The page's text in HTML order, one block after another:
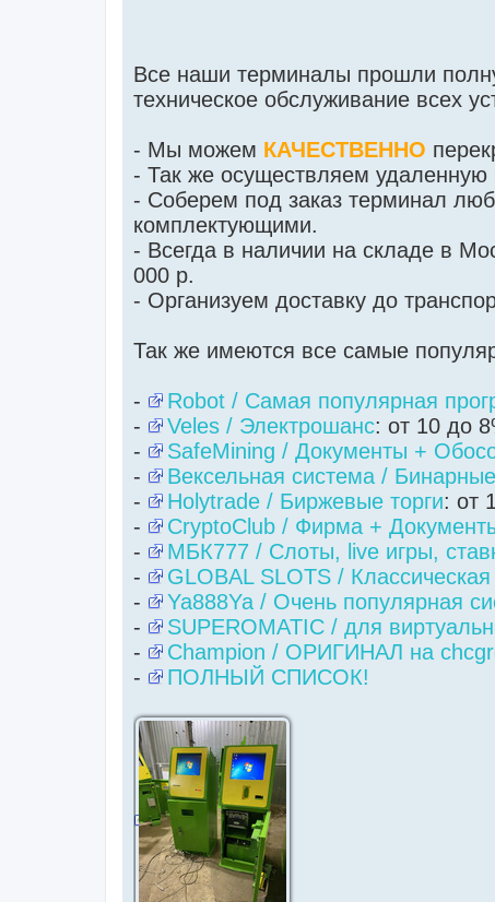
Все наши терминалы прошли
техническое обслуживание всех
- Мы можем КАЧЕСТВЕННО
- Так же осуществляем удаленную
- Соберем под заказ терминал
комплектующими.
- Всегда в наличии на складе в
000 р.
- Организуем доставку до
Так же имеются все самые
- Robot / Самая популярная
-
Veles / Электрошанс: от 10 до
-
SafeMining / Документы +
-
Вексельная система /
-
Holytrade / Биржевые торги: от
-
CryptoClub / Фирма +
-
МБК777 / Слоты, live игры,
-
GLOBAL SLOTS /
-
Ya888Ya / Очень популярная
-
SUPEROMATIC / для
-
Champion / ОРИГИНАЛ на
-
ПОЛНЫЙ СПИСОК!